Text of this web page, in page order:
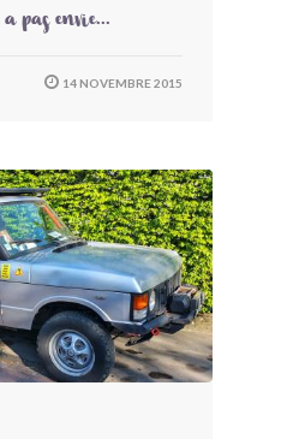
pas envie...
14 NOVEMBRE 2015